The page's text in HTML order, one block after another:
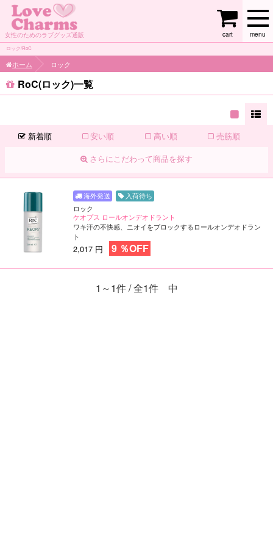
女性のためのラブグッズ通販 menu
cart
ロック/RoC
ホーム ロック
RoC(ロック)一覧
新着順 安い順 高い順 売筋順
さらにこだわって商品を探す
入荷待ち
ロック
ケオプス ロールオンデオドラント
ワキ汗の不快感、ニオイをブロックするロールオンデオドラン
ト
2,017 円 9 ％OFF
1～1件 / 全1件 中